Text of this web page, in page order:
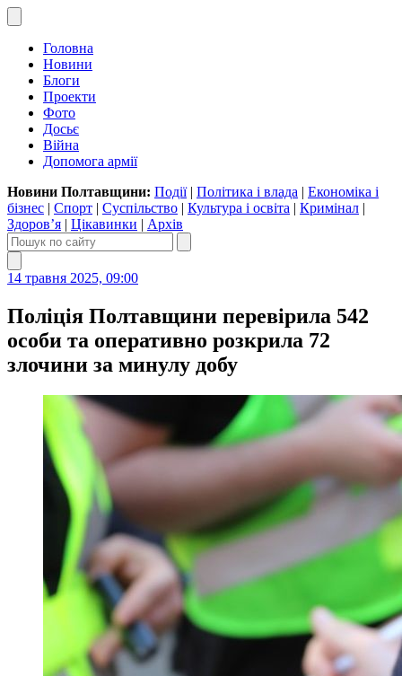
Головна
Новини
Блоги
Проекти
Фото
Досьє
Війна
Допомога армії
Новини Полтавщини: Події| Політика і влада | Економіка і
бізнес | Спорт | Суспільство | Культура і освіта | Кримінал |
Здоров’я | Цікавинки | Архів
14 травня 2025, 09:00
Поліція Полтавщини перевірила 542
особи та оперативно розкрила 72
злочини за минулу добу